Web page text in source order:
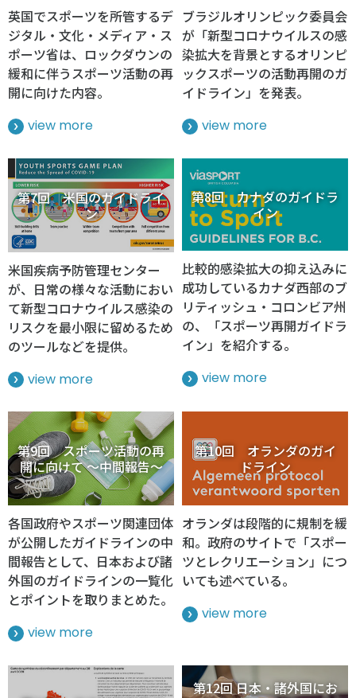
英国でスポーツを所管するデ
ジタル・文化・メディア・ス
ポーツ省は、ロックダウンの
緩和に伴うスポーツ活動の再
開に向けた内容。
view more
ブラジルオリンピック委員会
が「新型コロナウイルスの感
染拡大を背景とするオリンピ
ックスポーツの活動再開のガ
イドライン」を発表。
view more
第7回 米国のガイドライ
ン
米国疾病予防管理センター
が、日常の様々な活動におい
て新型コロナウイルス感染の
リスクを最小限に留めるため
のツールなどを提供。
view more
第8回 カナダのガイドラ
イン
比較的感染拡大の抑え込みに
成功しているカナダ西部のブ
リティッシュ・コロンビア州
の、「スポーツ再開ガイドラ
イン」を紹介する。
view more
第9回 スポーツ活動の再
開に向けて ～中間報告～
各国政府やスポーツ関連団体
が公開したガイドラインの中
間報告として、日本および諸
外国のガイドラインの一覧化
とポイントを取りまとめた。
view more
第10回 オランダのガイ
ドライン
オランダは段階的に規制を緩
和。政府のサイトで「スポー
ツとレクリエーション」につ
いても述べている。
view more
第12回 日本・諸外国にお